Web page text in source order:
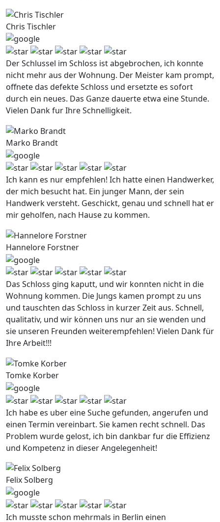
Chris Tischler
Der Schlussel im Schloss ist abgebrochen, ich konnte
nicht mehr aus der Wohnung. Der Meister kam prompt,
offnete das defekte Schloss und ersetzte es sofort
durch ein neues. Das Ganze dauerte etwa eine Stunde.
Vielen Dank fur Ihre Schnelligkeit.
Marko Brandt
Ich kann es nur empfehlen! Ich hatte einen Handwerker,
der mich besucht hat. Ein junger Mann, der sein
Handwerk versteht. Geschickt, genau und schnell hat er
mir geholfen, nach Hause zu kommen.
Hannelore Forstner
Das Schloss ging kaputt, und wir konnten nicht in die
Wohnung kommen. Die Jungs kamen prompt zu uns
und tauschten das Schloss in kurzer Zeit aus. Schnell,
qualitativ, und wir können uns nur an sie wenden und
sie unseren Freunden weiterempfehlen! Vielen Dank für
Ihre Arbeit!!!
Tomke Korber
Ich habe es uber eine Suche gefunden, angerufen und
einen Termin vereinbart. Sie kamen recht schnell. Das
Problem wurde gelost, ich bin dankbar fur die Effizienz
und Kompetenz in dieser Angelegenheit!
Felix Solberg
Ich musste schon mehrmals in Berlin einen